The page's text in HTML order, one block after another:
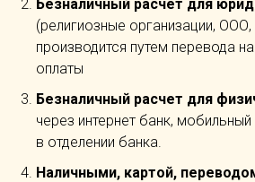
Безналичный расчет для
(религиозные организации,
производится путем перевода
оплаты
Безналичный расчет для
через интернет банк,
в отделении банка.
Наличными, картой,